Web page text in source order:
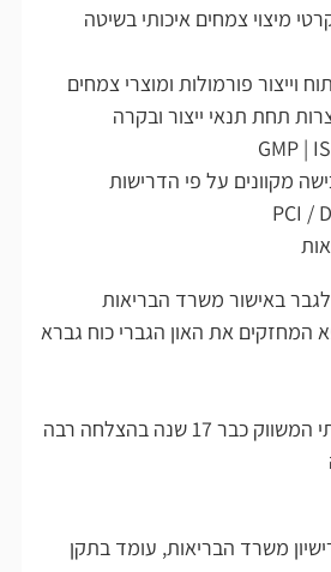
מיצוי צמחים איכותי בשיטה
וייצור פורמולות ומוצרי צמחים
תחת תנאי ייצור ובקרה
מקוונים על פי הדרישות
באישור משרד הבריאות
המחזקים את האון הגברי כוח גברא
17 שנה בהצלחה רבה
משרד הבריאות, עומד בתקן